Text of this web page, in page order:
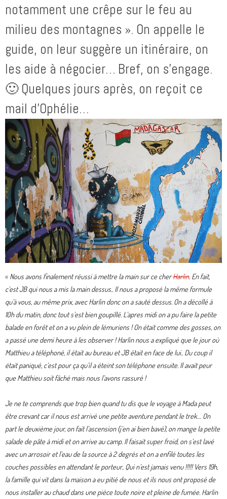
notamment une crêpe sur le feu au
milieu des montagnes ». On appelle le
guide, on leur suggère un itinéraire, on
les aide à négocier… Bref, on s’engage.
🙂 Quelques jours après, on reçoit ce
mail d’Ophélie…
« Nous avons finalement réussi à mettre la main sur ce cherHarlin. En fait,
c’est JB qui nous a mis la main dessus.. Il nous a proposé la même formule
qu’à vous, au même prix, avec Harlin donc on a sauté dessus. On a décollé à
10h du matin, donc tout s’est bien goupillé. L’apres midi on a pu faire la petite
balade en forêt et on a vu plein de lémuriens ! On était comme des gosses, on
a passé une demi heure à les observer ! Harlin nous a expliqué que le jour où
Matthieu a téléphoné, il était au bureau et JB était en face de lui.. Du coup il
était paniqué, c’est pour ça qu’il a éteint son téléphone ensuite. Il avait peur
que Matthieu soit fâché mais nous l’avons rassuré !
Je ne te comprends que trop bien quand tu dis que le voyage à Mada peut
être crevant car il nous est arrivé une petite aventure pendant le trek… On
part le deuxième jour, on fait l’ascension (j’en ai bien bavé), on mange la petite
salade de pâte à midi et on arrive au camp. Il faisait super froid, on s’est lavé
avec un arrosoir et l’eau de la source à 2 degrés et on a enfilé toutes les
couches possibles en attendant le porteur.. Qui n’est jamais venu !!!!! Vers 19h,
la famille qui vit dans la maison a eu pitié de nous et ils nous ont proposé de
nous installer au chaud dans une pièce toute noire et pleine de fumée. Harlin